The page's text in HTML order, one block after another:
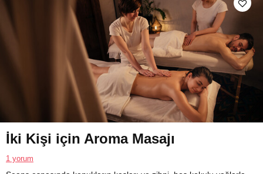
İki Kişi için Aroma Masajı
1 yorum